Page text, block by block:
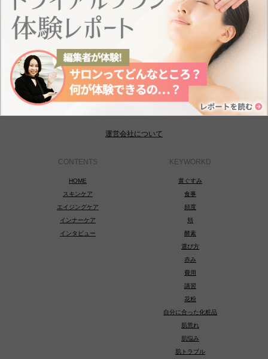
運営会社について
CONTENTS
HOME
スキンケア
エイジングケア
インナーケア
インタビュー
KEYWORKD
黄ぐすみ
食事
頻度
頬
酵素
選び方
赤み
費用
講習
花粉
自分に合った化粧品
肌荒れ
肌悩み
肌トラブル